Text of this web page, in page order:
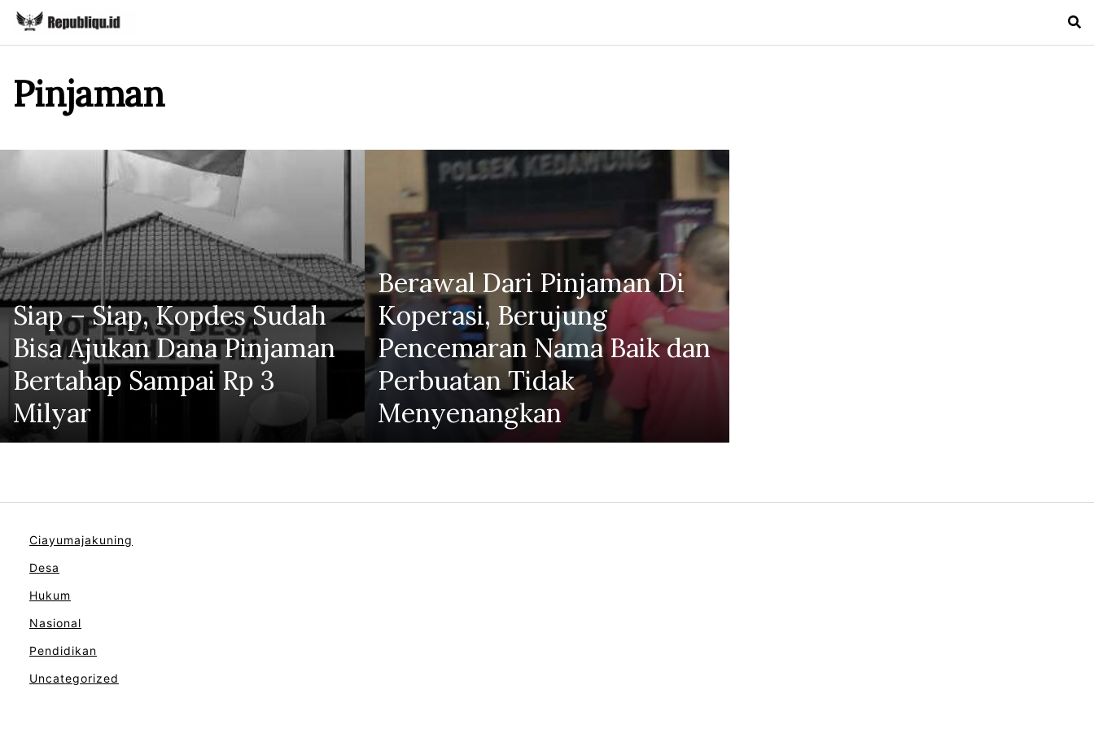
Skip
content
Pinjaman
Siap – Siap, Kopdes Sudah
Bisa Ajukan Dana Pinjaman
Bertahap Sampai Rp 3
Milyar
Berawal Dari Pinjaman Di
Koperasi, Berujung
Pencemaran Nama Baik dan
Perbuatan Tidak
Menyenangkan
Ciayumajakuning
Desa
Hukum
Nasional
Pendidikan
Uncategorized